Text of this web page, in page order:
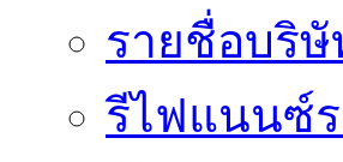
รายชื่อบริ
รีไฟแนนซ์